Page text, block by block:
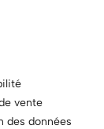
vente
des données